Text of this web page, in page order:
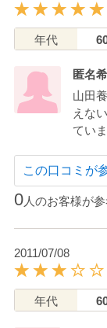
年代
匿名
山田
えな
ていま
この口コミが
0人のお客様が
2011/07/08
年代